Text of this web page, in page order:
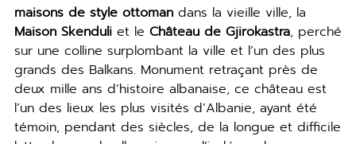
maisons de style ottomandans la vieille ville, la
Maison Skenduliet le Château de Gjirokastra, perché
sur une colline surplombant la ville et l’un des plus
grands des Balkans. Monument retraçant près de
deux mille ans d’histoire albanaise, ce château est
l’un des lieux les plus visités d’Albanie, ayant été
témoin, pendant des siècles, de la longue et difficile